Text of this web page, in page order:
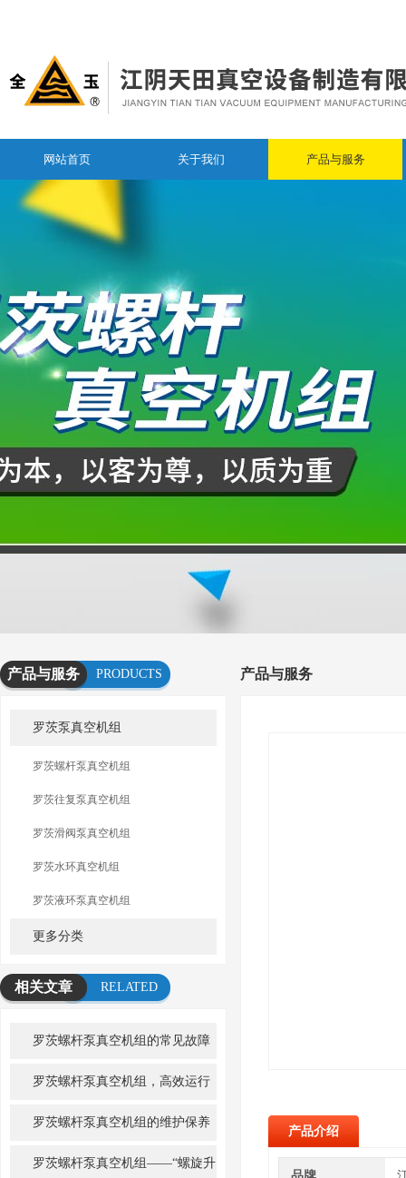
网站首页 关于我们 产品与服务
产品与服务
PRODUCTS
SERVICES
罗茨泵真空机组
罗茨螺杆泵真空机组
罗茨往复泵真空机组
罗茨滑阀泵真空机组
罗茨水环真空机组
罗茨液环泵真空机组
更多分类
相关文章
RELATED
罗茨螺杆泵真空机组的常见故障
及解决办法
罗茨螺杆泵真空机组，高效运行
的秘诀是什么？
罗茨螺杆泵真空机组的维护保养
方法罗茨螺杆泵真空机组——“螺旋升
产品与服务
产品介绍